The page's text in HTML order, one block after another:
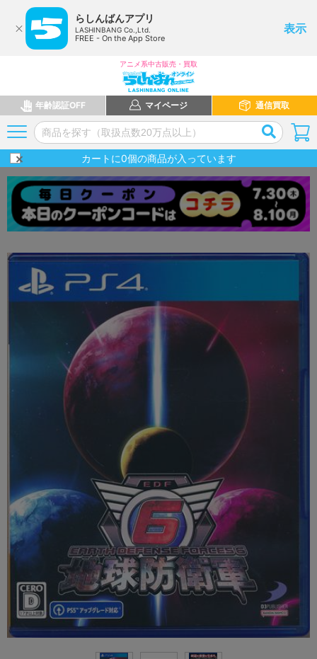
らしんばんアプリ
LASHINBANG Co.,Ltd.
FREE - On the App Store
表示
アニメ系中古販売・買取
年齢認証OFF マイページ 通信買取
カートに0個の商品が入っています